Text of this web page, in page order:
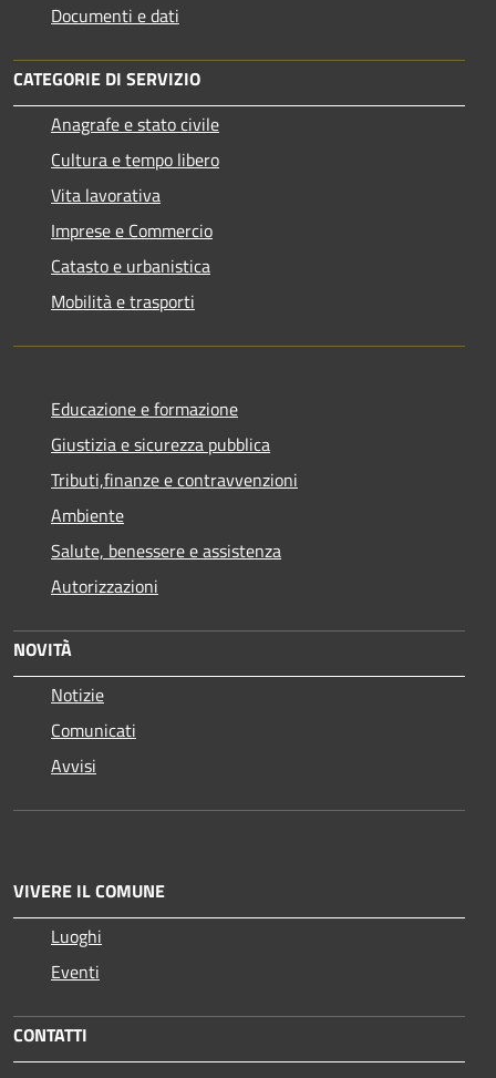
Documenti e dati
CATEGORIE DI SERVIZIO
Anagrafe e stato civile
Cultura e tempo libero
Vita lavorativa
Imprese e Commercio
Catasto e urbanistica
Mobilità e trasporti
Educazione e formazione
Giustizia e sicurezza pubblica
Tributi,finanze e contravvenzioni
Ambiente
Salute, benessere e assistenza
Autorizzazioni
NOVITÀ
Notizie
Comunicati
Avvisi
VIVERE IL COMUNE
Luoghi
Eventi
CONTATTI